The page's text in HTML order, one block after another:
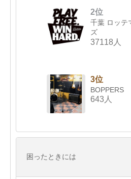
2位
千葉 ロッテ
ズ
37118人
3位
BOPPERS
643人
困ったときには